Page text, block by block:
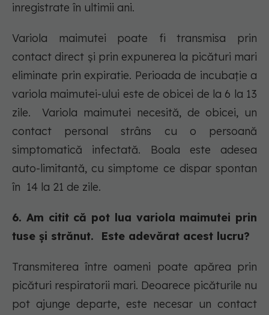
inregistrate în ultimii ani.
Variola maimutei poate fi transmisa prin
contact direct și prin expunerea la picături mari
eliminate prin expiratie. Perioada de incubație a
variola maimutei-ului este de obicei de la 6 la 13
zile. Variola maimutei necesită, de obicei, un
contact personal strâns cu o persoană
simptomatică infectată. Boala este adesea
auto-limitantă, cu simptome ce dispar spontan
în 14 la 21 de zile.
6. Am citit că pot lua variola maimutei prin
tuse și strănut. Este adevărat acest lucru?
Transmiterea între oameni poate apărea prin
picături respiratorii mari. Deoarece picăturile nu
pot ajunge departe, este necesar un contact